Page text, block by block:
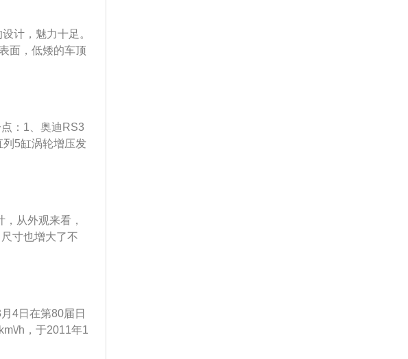
；3、进气口的
会产生一种滚动
空气混合时产生
采用了奥迪出色
收放自如的驾
计，魅力十足。
面，低矮的车顶
配了全气候大
槛装饰条与车
。车辆尾灯采用
非常耐看。
：1、奥迪RS3
5缸涡轮增压发
上多几处看起
从外观来看，
寸也增大了不
非常的霸气和激
功率是150匹马
速箱，最大功率
置，新款奥迪A1
是棱角分明，线
式大屏也改成
4日在第80届日
h，于2011年1
油直喷涡轮增压